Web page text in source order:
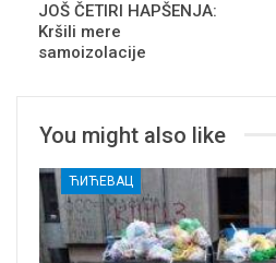
JOŠ ČETIRI HAPŠENJA:
Kršili mere
samoizolacije
You might also like
ЋИЋЕВАЦ